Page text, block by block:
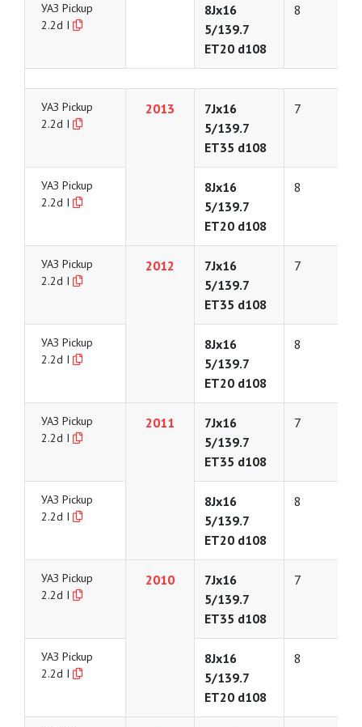
УАЗ Pickup
2.2d I
8Jx16
5/139.7
ET20 d108
8
УАЗ Pickup
2.2d I
2013
7Jx16
5/139.7
ET35 d108
7
УАЗ Pickup
2.2d I
8Jx16
5/139.7
ET20 d108
8
УАЗ Pickup
2.2d I
2012
7Jx16
5/139.7
ET35 d108
7
УАЗ Pickup
2.2d I
8Jx16
5/139.7
ET20 d108
8
УАЗ Pickup
2.2d I
2011
7Jx16
5/139.7
ET35 d108
7
УАЗ Pickup
2.2d I
8Jx16
5/139.7
ET20 d108
8
УАЗ Pickup
2.2d I
2010
7Jx16
5/139.7
ET35 d108
7
УАЗ Pickup
2.2d I
8Jx16
5/139.7
ET20 d108
8